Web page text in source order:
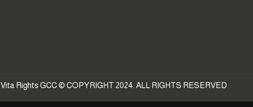
Vita Rights GCC © COPYRIGHT 2024. ALL RIGHTS RESERVED